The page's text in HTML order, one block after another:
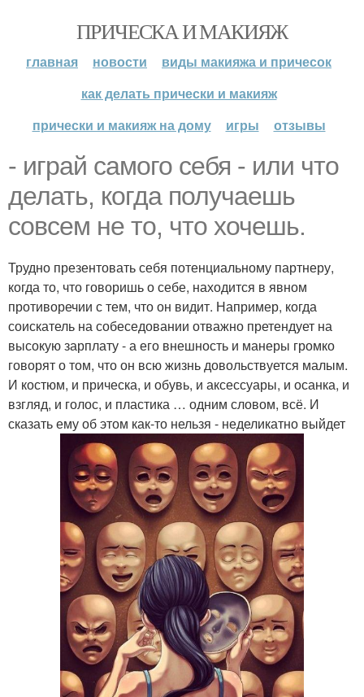
ПРИЧЕСКА И МАКИЯЖ
главная новости
виды макияжа и причесок
как делать прически и макияж
прически и макияж на дому
игры отзывы
- играй самого себя - или что
делать, когда получаешь
совсем не то, что хочешь.
Трудно презентовать себя потенциальному партнеру,
когда то, что говоришь о себе, находится в явном
противоречии с тем, что он видит. Например, когда
соискатель на собеседовании отважно претендует на
высокую зарплату - а его внешность и манеры громко
говорят о том, что он всю жизнь довольствуется малым.
И костюм, и прическа, и обувь, и аксессуары, и осанка, и
взгляд, и голос, и пластика … одним словом, всё. И
сказать ему об этом как-то нельзя - неделикатно выйдет